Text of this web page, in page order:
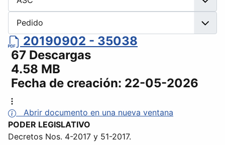
20190902 - 35038
67 Descargas
4.58 MB
Fecha de creación: 22-05-2026
Abrir documento en una nueva ventana
PODER LEGISLATIVO
Decretos Nos. 4-2017 y 51-2017.